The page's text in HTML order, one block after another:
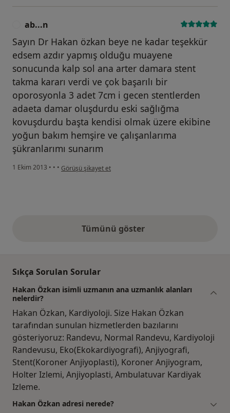
ab...n
Sayın Dr Hakan özkan beye ne kadar teşekkür
edsem azdır yapmış olduğu muayene
sonucunda kalp sol ana arter damara stent
takma kararı verdi ve çok başarılı bir
oporosyonla 3 adet 7cm i gecen stentlerden
adaeta damar oluşdurdu eski sağlığma
kovuşdurdu başta kendisi olmak üzere ekibine
yoğun bakım hemşire ve çalışanlarıma
şükranlarımı sunarım
1 Ekim 2013 • • • kullanıcının görüşüne göre ab...n
Görüşü şikayet et
Tümünü gösteryukarıdaki görüşler
Sıkça Sorulan Sorular
Hakan Özkan isimli uzmanın ana uzmanlık alanları
nelerdir?
Hakan Özkan, Kardiyoloji. Size Hakan Özkan
tarafından sunulan hizmetlerden bazılarını
gösteriyoruz: Randevu, Normal Randevu, Kardiyoloji
Randevusu, Eko(Ekokardiyografi), Anjiyografi,
Stent(Koroner Anjiyoplasti), Koroner Anjiyogram,
Holter Izlemi, Anjiyoplasti, Ambulatuvar Kardiyak
Izleme.
Hakan Özkan adresi nerede?